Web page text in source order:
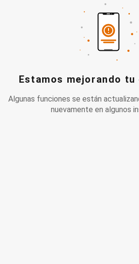
Estamos mejorando tu
Algunas funciones se están
nuevamente en algunos